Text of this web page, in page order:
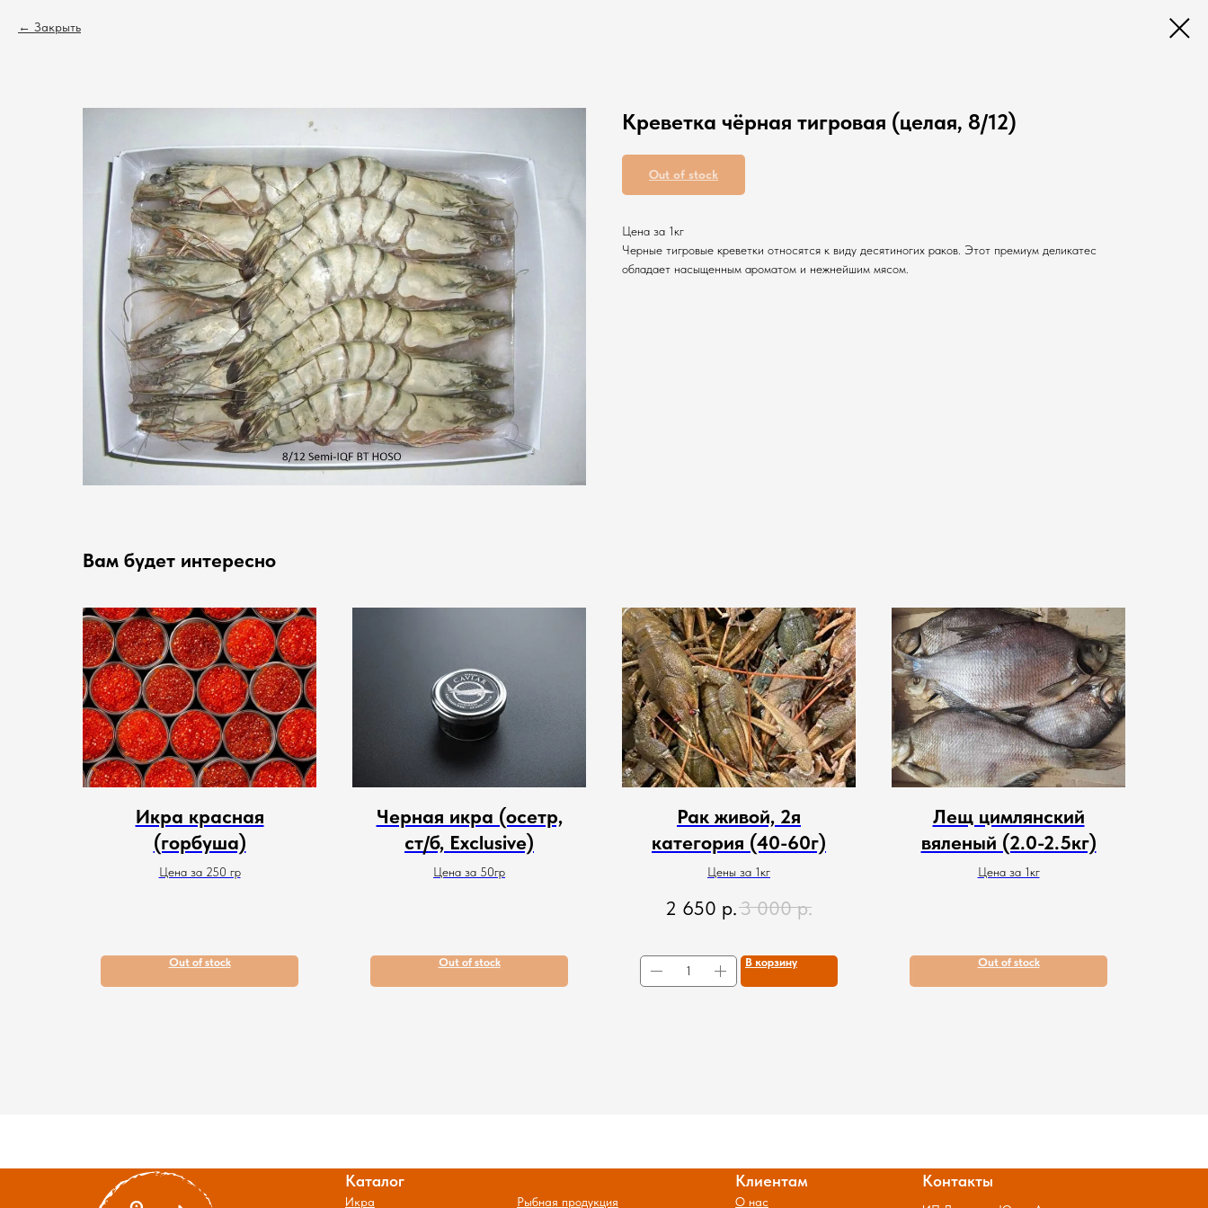
Закрыть
Креветка чёрная тигровая (целая, 8/12)
Out of stock
Цена за 1кг
Черные тигровые креветки относятся к виду десятиногих раков. Этот премиум деликатес
обладает насыщенным ароматом и нежнейшим мясом.
Вам будет интересно
Икра красная
(горбуша)
Цена за 250 гр
Out of stock
Черная икра (осетр,
ст/б, Exclusive)
Цена за 50гр
Out of stock
Рак живой, 2я
категория (40-60г)
Цены за 1кг
2 650 р.3 000 р.
В корзину
Лещ цимлянский
вяленый (2.0-2.5кг)
Цена за 1кг
Out of stock
Рыбная продукция О нас
Икра
Каталог Клиентам Контакты